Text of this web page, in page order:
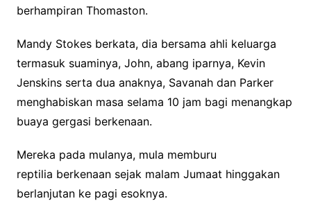
berhampiran Thomaston.
Mandy Stokes berkata, dia bersama ahli keluarga
termasuk suaminya, John, abang iparnya, Kevin
Jenskins serta dua anaknya, Savanah dan Parker
menghabiskan masa selama 10 jam bagi menangkap
buaya gergasi berkenaan.
Mereka pada mulanya, mula memburu
reptilia berkenaan sejak malam Jumaat hinggakan
berlanjutan ke pagi esoknya.